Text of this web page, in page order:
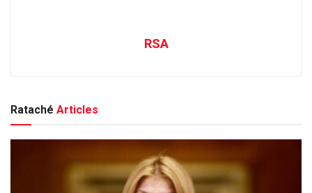
RSA
Rataché Articles